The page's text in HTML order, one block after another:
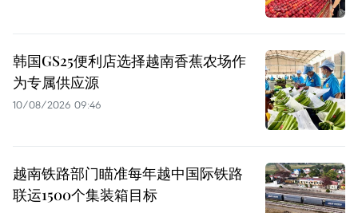
韩国GS25便利店选择越南香蕉农场作
为专属供应源
10/08/2026 09:46
越南铁路部门瞄准每年越中国际铁路
联运1500个集装箱目标